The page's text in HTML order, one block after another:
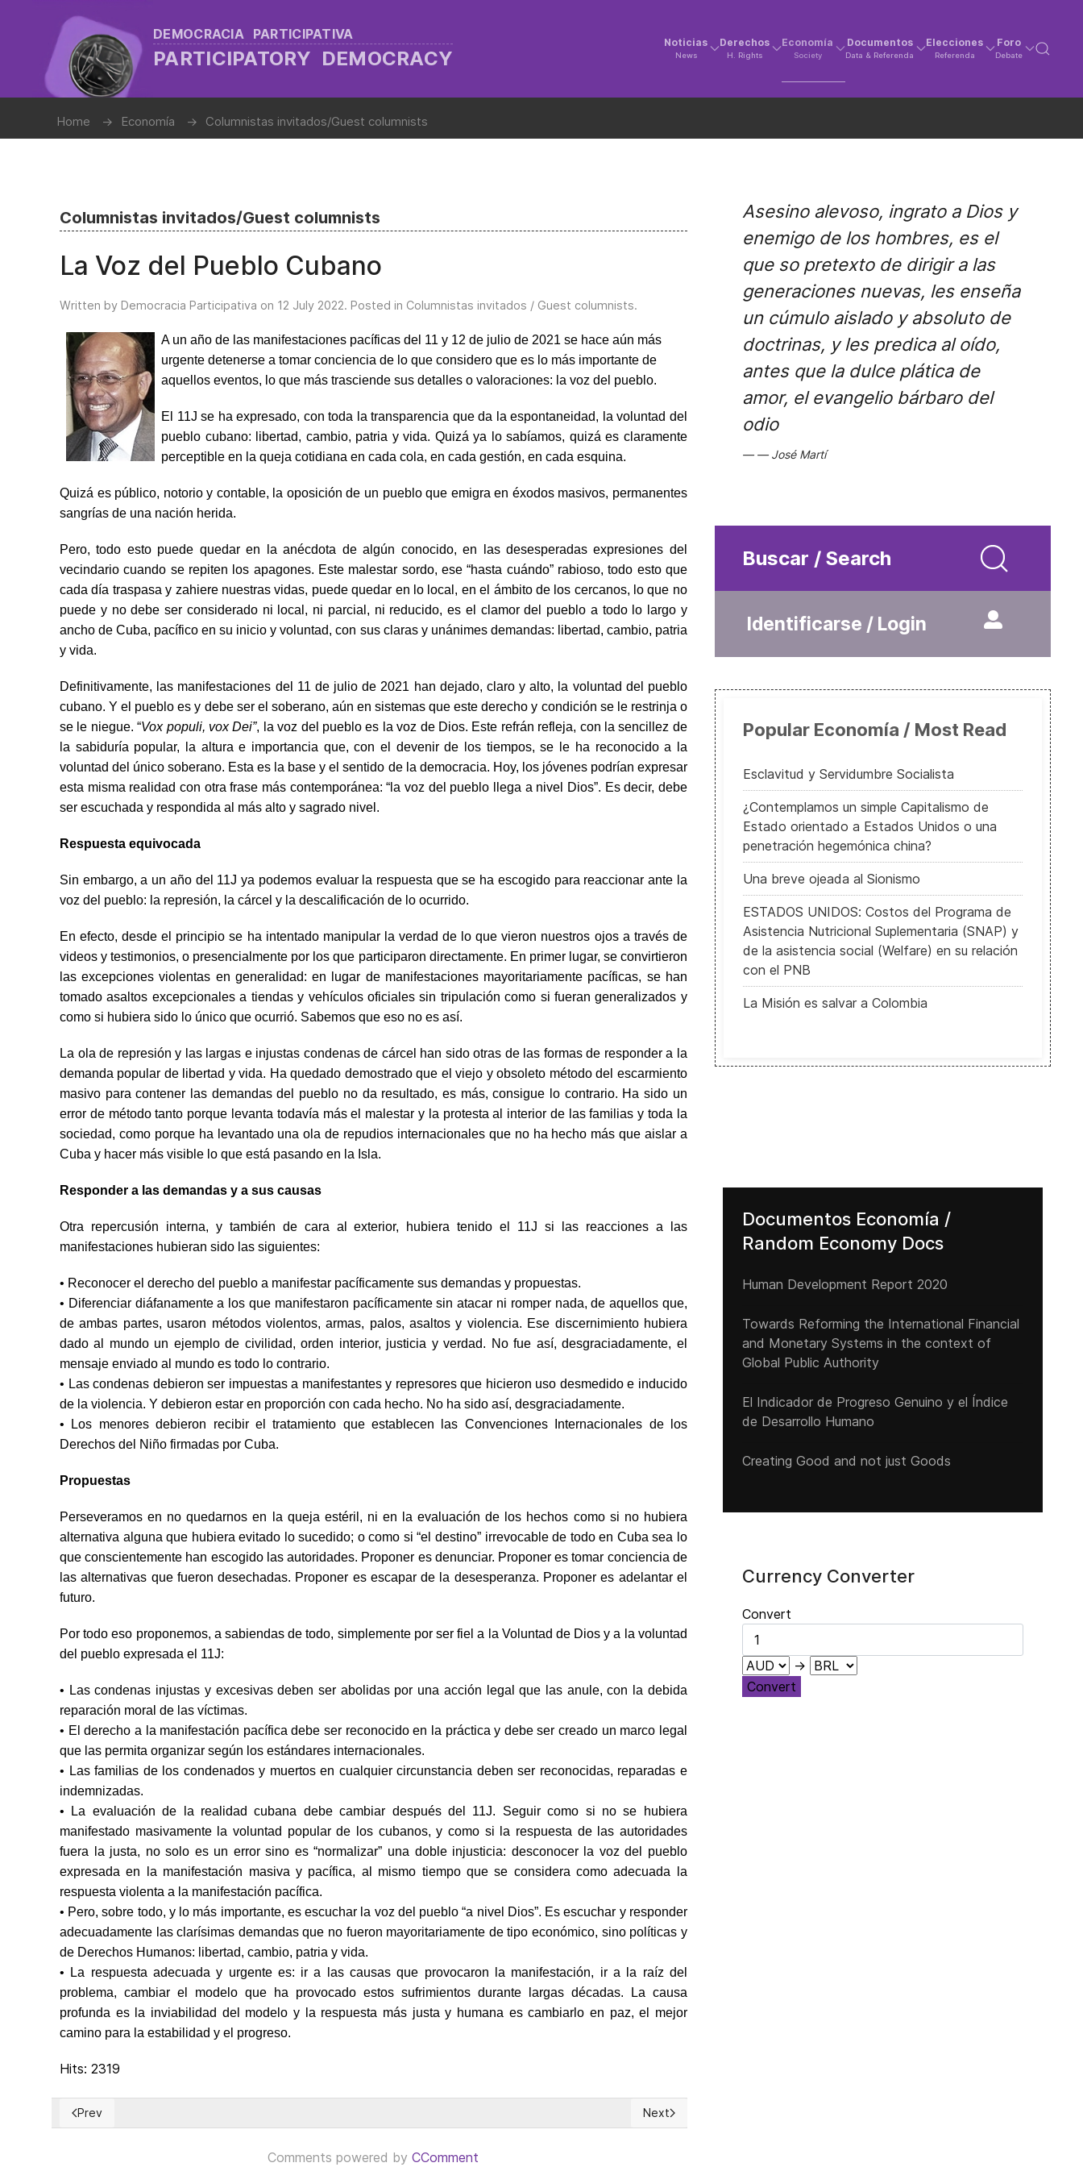
DEMOCRACIA PARTICIPATIVA
PARTICIPATORY DEMOCRACY
Noticias
News
Derechos
H. Rights
Economía
Society
Documentos
Data & Referenda
Elecciones
Referenda
Foro
Debate
Home Economía Columnistas invitados/Guest columnists
Columnistas invitados/Guest columnists
La Voz del Pueblo Cubano
Written by Democracia Participativa on 12 July 2022. Posted in Columnistas invitados / Guest columnists.
A un año de las manifestaciones pacíficas del 11 y 12 de julio de 2021 se hace aún más
urgente detenerse a tomar conciencia de lo que considero que es lo más importante de
aquellos eventos, lo que más trasciende sus detalles o valoraciones: la voz del pueblo.
El 11J se ha expresado, con toda la transparencia que da la espontaneidad, la voluntad del
pueblo cubano: libertad, cambio, patria y vida. Quizá ya lo sabíamos, quizá es claramente
perceptible en la queja cotidiana en cada cola, en cada gestión, en cada esquina.
Quizá es público, notorio y contable, la oposición de un pueblo que emigra en éxodos masivos, permanentes
sangrías de una nación herida.
Pero, todo esto puede quedar en la anécdota de algún conocido, en las desesperadas expresiones del
vecindario cuando se repiten los apagones. Este malestar sordo, ese “hasta cuándo” rabioso, todo esto que
cada día traspasa y zahiere nuestras vidas, puede quedar en lo local, en el ámbito de los cercanos, lo que no
puede y no debe ser considerado ni local, ni parcial, ni reducido, es el clamor del pueblo a todo lo largo y
ancho de Cuba, pacífico en su inicio y voluntad, con sus claras y unánimes demandas: libertad, cambio, patria
y vida.
Definitivamente, las manifestaciones del 11 de julio de 2021 han dejado, claro y alto, la voluntad del pueblo
cubano. Y el pueblo es y debe ser el soberano, aún en sistemas que este derecho y condición se le restrinja o
se le niegue. “Vox populi, vox Dei”, la voz del pueblo es la voz de Dios. Este refrán refleja, con la sencillez de
la sabiduría popular, la altura e importancia que, con el devenir de los tiempos, se le ha reconocido a la
voluntad del único soberano. Esta es la base y el sentido de la democracia. Hoy, los jóvenes podrían expresar
esta misma realidad con otra frase más contemporánea: “la voz del pueblo llega a nivel Dios”. Es decir, debe
ser escuchada y respondida al más alto y sagrado nivel.
Respuesta equivocada
Sin embargo, a un año del 11J ya podemos evaluar la respuesta que se ha escogido para reaccionar ante la
voz del pueblo: la represión, la cárcel y la descalificación de lo ocurrido.
En efecto, desde el principio se ha intentado manipular la verdad de lo que vieron nuestros ojos a través de
videos y testimonios, o presencialmente por los que participaron directamente. En primer lugar, se convirtieron
las excepciones violentas en generalidad: en lugar de manifestaciones mayoritariamente pacíficas, se han
tomado asaltos excepcionales a tiendas y vehículos oficiales sin tripulación como si fueran generalizados y
como si hubiera sido lo único que ocurrió. Sabemos que eso no es así.
La ola de represión y las largas e injustas condenas de cárcel han sido otras de las formas de responder a la
demanda popular de libertad y vida. Ha quedado demostrado que el viejo y obsoleto método del escarmiento
masivo para contener las demandas del pueblo no da resultado, es más, consigue lo contrario. Ha sido un
error de método tanto porque levanta todavía más el malestar y la protesta al interior de las familias y toda la
sociedad, como porque ha levantado una ola de repudios internacionales que no ha hecho más que aislar a
Cuba y hacer más visible lo que está pasando en la Isla.
Responder a las demandas y a sus causas
Otra repercusión interna, y también de cara al exterior, hubiera tenido el 11J si las reacciones a las
manifestaciones hubieran sido las siguientes:
• Reconocer el derecho del pueblo a manifestar pacíficamente sus demandas y propuestas.
• Diferenciar diáfanamente a los que manifestaron pacíficamente sin atacar ni romper nada, de aquellos que,
de ambas partes, usaron métodos violentos, armas, palos, asaltos y violencia. Ese discernimiento hubiera
dado al mundo un ejemplo de civilidad, orden interior, justicia y verdad. No fue así, desgraciadamente, el
mensaje enviado al mundo es todo lo contrario.
• Las condenas debieron ser impuestas a manifestantes y represores que hicieron uso desmedido e inducido
de la violencia. Y debieron estar en proporción con cada hecho. No ha sido así, desgraciadamente.
• Los menores debieron recibir el tratamiento que establecen las Convenciones Internacionales de los
Derechos del Niño firmadas por Cuba.
Propuestas
Perseveramos en no quedarnos en la queja estéril, ni en la evaluación de los hechos como si no hubiera
alternativa alguna que hubiera evitado lo sucedido; o como si “el destino” irrevocable de todo en Cuba sea lo
que conscientemente han escogido las autoridades. Proponer es denunciar. Proponer es tomar conciencia de
las alternativas que fueron desechadas. Proponer es escapar de la desesperanza. Proponer es adelantar el
futuro.
Por todo eso proponemos, a sabiendas de todo, simplemente por ser fiel a la Voluntad de Dios y a la voluntad
del pueblo expresada el 11J:
• Las condenas injustas y excesivas deben ser abolidas por una acción legal que las anule, con la debida
reparación moral de las víctimas.
• El derecho a la manifestación pacífica debe ser reconocido en la práctica y debe ser creado un marco legal
que las permita organizar según los estándares internacionales.
• Las familias de los condenados y muertos en cualquier circunstancia deben ser reconocidas, reparadas e
indemnizadas.
• La evaluación de la realidad cubana debe cambiar después del 11J. Seguir como si no se hubiera
manifestado masivamente la voluntad popular de los cubanos, y como si la respuesta de las autoridades
fuera la justa, no solo es un error sino es “normalizar” una doble injusticia: desconocer la voz del pueblo
expresada en la manifestación masiva y pacífica, al mismo tiempo que se considera como adecuada la
respuesta violenta a la manifestación pacífica.
• Pero, sobre todo, y lo más importante, es escuchar la voz del pueblo “a nivel Dios”. Es escuchar y responder
adecuadamente las clarísimas demandas que no fueron mayoritariamente de tipo económico, sino políticas y
de Derechos Humanos: libertad, cambio, patria y vida.
• La respuesta adecuada y urgente es: ir a las causas que provocaron la manifestación, ir a la raíz del
problema, cambiar el modelo que ha provocado estos sufrimientos durante largas décadas. La causa
profunda es la inviabilidad del modelo y la respuesta más justa y humana es cambiarlo en paz, el mejor
camino para la estabilidad y el progreso.
Hits: 2319
Previous article: Es indispensable una pronta solución a la irresponsable política económica de EEUU
Prev Next article: 1776 & Slavery in America
Next
Comments powered byCComment
Asesino alevoso, ingrato a Dios y
enemigo de los hombres, es el
que so pretexto de dirigir a las
generaciones nuevas, les enseña
un cúmulo aislado y absoluto de
doctrinas, y les predica al oído,
antes que la dulce plática de
amor, el evangelio bárbaro del
odio
José Martí
Buscar / Search
Identificarse / Login
Popular Economía / Most Read
Esclavitud y Servidumbre Socialista
¿Contemplamos un simple Capitalismo de
Estado orientado a Estados Unidos o una
penetración hegemónica china?
Una breve ojeada al Sionismo
ESTADOS UNIDOS: Costos del Programa de
Asistencia Nutricional Suplementaria (SNAP) y
de la asistencia social (Welfare) en su relación
con el PNB
La Misión es salvar a Colombia
Documentos Economía /
Random Economy Docs
Human Development Report 2020
Towards Reforming the International Financial
and Monetary Systems in the context of
Global Public Authority
El Indicador de Progreso Genuino y el Índice
de Desarrollo Humano
Creating Good and not just Goods
Currency Converter
Convert
→
Convert